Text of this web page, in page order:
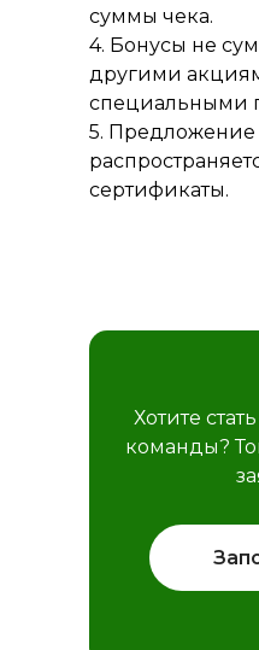
суммы чека.
4. Бонусы не
другими
специальными
5. Предложение
сертификаты.
Хотите
команды?